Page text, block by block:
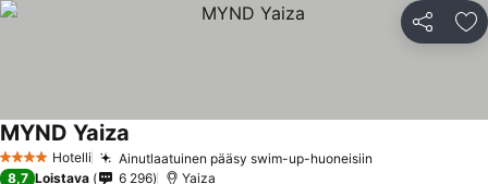
Jaa
4 Tähtiluokitus
Hotelli Ainutlaatuinen pääsy swim-up-huoneisiin
MYND Yaiza
8,7 Loistava 6 296 Yaiza